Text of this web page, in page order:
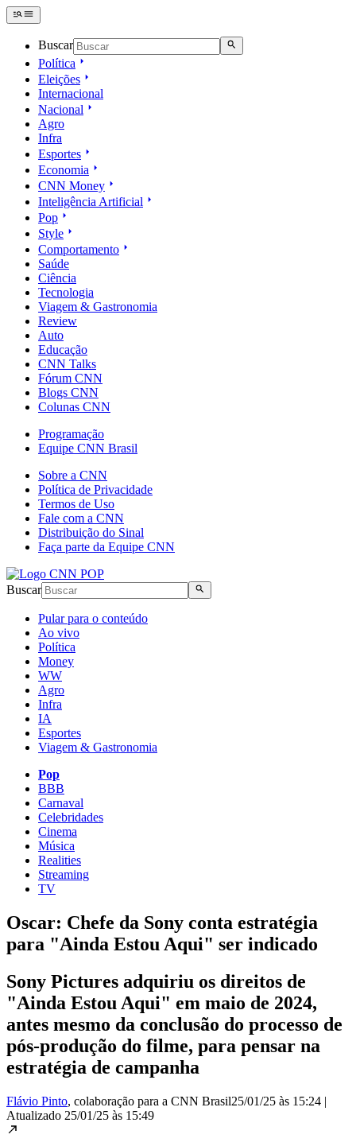
Buscar
Política
Eleições
Internacional
Nacional
Agro
Infra
Esportes
Economia
CNN Money
Inteligência Artificial
Pop
Style
Comportamento
Saúde
Ciência
Tecnologia
Viagem & Gastronomia
Review
Auto
Educação
CNN Talks
Fórum CNN
Blogs CNN
Colunas CNN
Programação
Equipe CNN Brasil
Sobre a CNN
Política de Privacidade
Termos de Uso
Fale com a CNN
Distribuição do Sinal
Faça parte da Equipe CNN
Buscar
Pular para o conteúdo
Ao vivo
Política
Money
WW
Agro
Infra
IA
Esportes
Viagem & Gastronomia
Pop
BBB
Carnaval
Celebridades
Cinema
Música
Realities
Streaming
TV
Oscar: Chefe da Sony conta estratégia
para "Ainda Estou Aqui" ser indicado
Sony Pictures adquiriu os direitos de
"Ainda Estou Aqui" em maio de 2024,
antes mesmo da conclusão do processo de
pós-produção do filme, para pensar na
estratégia de campanha
Flávio Pinto, colaboração para a CNN Brasil25/01/25 às 15:24 |
Atualizado 25/01/25 às 15:49